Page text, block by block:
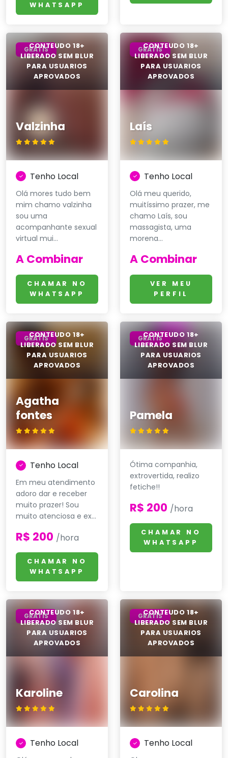
WHATSAPP
Valzinha
GRÁTIS
Tenho Local
Olá mores tudo bem
mim chamo valzinha
sou uma
acompanhante sexual
virtual mui...
A Combinar
CHAMAR NO
WHATSAPP
Laís
GRÁTIS
Tenho Local
Olá meu querido,
muitíssimo prazer, me
chamo Laís, sou
massagista, uma
morena...
A Combinar
VER MEU
PERFIL
Agatha
fontes
GRÁTIS
Tenho Local
Em meu atendimento
adoro dar e receber
muito prazer! Sou
muito atenciosa e ex...
R$ 200 /hora
CHAMAR NO
WHATSAPP
Pamela
GRÁTIS
Ótima companhia,
extrovertida, realizo
fetiche!!
R$ 200 /hora
CHAMAR NO
WHATSAPP
Karoline
GRÁTIS
Tenho Local
Carolina
GRÁTIS
Tenho Local